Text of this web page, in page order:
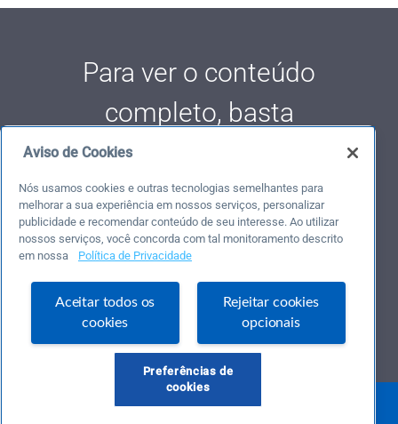
Para ver o conteúdo
completo, basta
se cadastrar,
gratis😉
Criar uma conta
Já possui uma conta?
Aviso de Cookies
Nós usamos cookies e outras tecnologias semelhantes para
melhorar a sua experiência em nossos serviços, personalizar
publicidade e recomendar conteúdo de seu interesse. Ao utilizar
nossos serviços, você concorda com tal monitoramento descrito
em nossa
Política de Privacidade
Aceitar todos os
cookies
Rejeitar cookies
opcionais
Preferências de
cookies